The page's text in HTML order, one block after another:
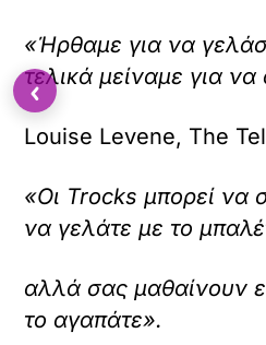
«Ήρθαμε για να
τελικά μείναμε για
Louise Levene, The
«Οι Trocks μπορεί να
να γελάτε με το
αλλά σας μαθαίνουν
το αγαπάτε».
‹